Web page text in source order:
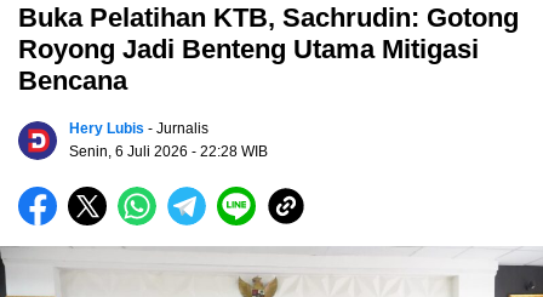
Buka Pelatihan KTB, Sachrudin: Gotong
Royong Jadi Benteng Utama Mitigasi
Bencana
Hery Lubis - Jurnalis
Senin, 6 Juli 2026 - 22:28 WIB